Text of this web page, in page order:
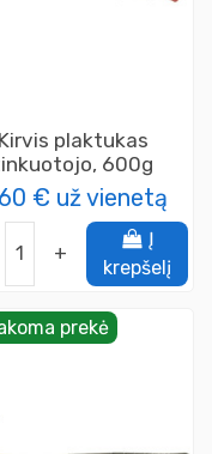
Kirvis plaktukas
600g
€ už vienetą
+
Į
krepšelį
prekė